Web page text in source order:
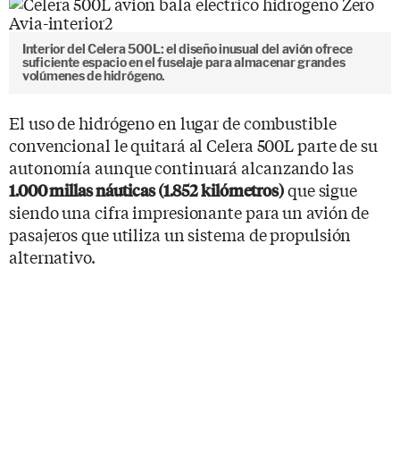
Interior del Celera 500L: el diseño inusual del avión ofrece
suficiente espacio en el fuselaje para almacenar grandes
volúmenes de hidrógeno.
El uso de hidrógeno en lugar de combustible
convencional le quitará al Celera 500L parte de su
autonomía aunque continuará alcanzando las
1.000 millas náuticas (1.852 kilómetros)que sigue
siendo una cifra impresionante para un avión de
pasajeros que utiliza un sistema de propulsión
alternativo.